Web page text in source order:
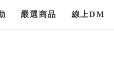
嚴選商品 線上DM